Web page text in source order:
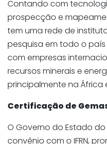
Contando com
prospecção e
tem uma rede de
pesquisa em todo o
com empresas
recursos minerais e
principalmente na África
Certificação de
O Governo do Estado
convênio com o IFRN,